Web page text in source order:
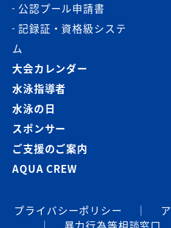
公認プール申請書
記録証・資格級システ
ム
大会カレンダー
水泳指導者
水泳の日
スポンサー
ご支援のご案内
AQUA CREW
プライバシーポリシー ｜